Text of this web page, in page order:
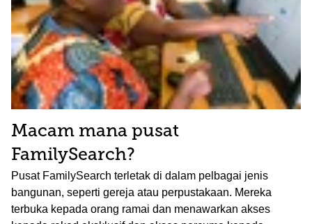
Macam mana pusat
FamilySearch?
Pusat FamilySearch terletak di dalam pelbagai jenis
bangunan, seperti gereja atau perpustakaan. Mereka
terbuka kepada orang ramai dan menawarkan akses